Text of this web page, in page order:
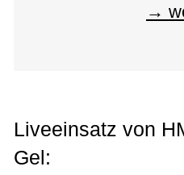
Liveeinsatz von
Gel: